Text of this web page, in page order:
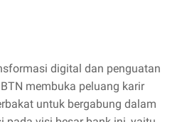
digital dan penguatan
membuka peluang karir
untuk bergabung dalam